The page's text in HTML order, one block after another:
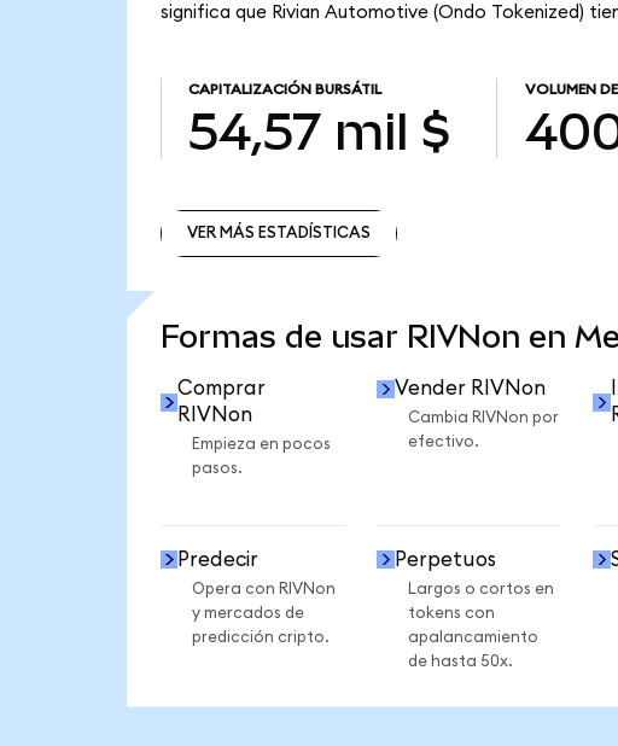
significa que Rivian Automotive (Ondo Tokenized)
CAPITALIZACIÓN BURSÁTIL
54,57 mil $
VOLUMEN
VER MÁS ESTADÍSTICAS
Formas de usar RIVNon en
Comprar
RIVNon
Empieza en pocos
pasos.
Vender RIVNon
Cambia RIVNon por
efectivo.
Predecir
Opera con RIVNon
y mercados de
predicción cripto.
Perpetuos
Largos o cortos en
tokens con
apalancamiento
de hasta 50x.